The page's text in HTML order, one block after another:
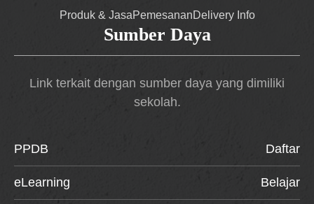
Produk & JasaPemesananDelivery Info
Sumber Daya
Link terkait dengan sumber daya yang dimiliki
sekolah.
PPDB Daftar
eLearning Belajar